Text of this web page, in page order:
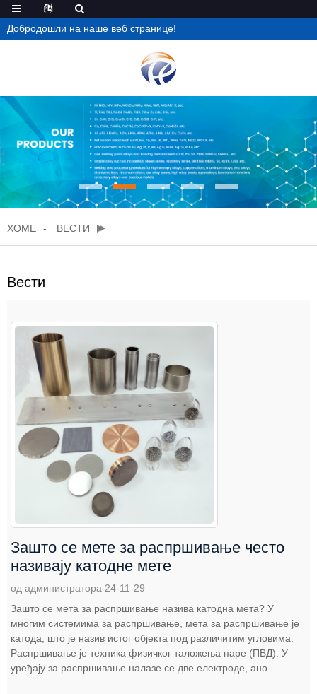
Добродошли на наше веб странице!
ХОМЕ ВЕСТИ
Вести
Зашто се мете за распршивање често
називају катодне мете
од администратора 24-11-29
Зашто се мета за распршивање назива катодна мета? У
многим системима за распршивање, мета за распршивање је
катода, што је назив истог објекта под различитим угловима.
Распршивање је техника физичког таложења паре (ПВД). У
уређају за распршивање налазе се две електроде, ано...